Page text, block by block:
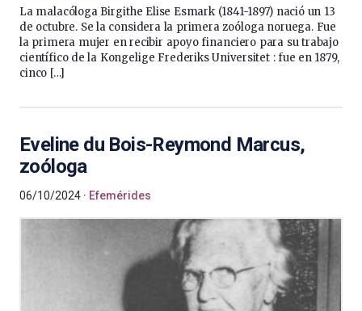
La malacóloga Birgithe Elise Esmark (1841-1897) nació un 13
de octubre. Se la considera la primera zoóloga noruega. Fue
la primera mujer en recibir apoyo financiero para su trabajo
científico de la Kongelige Frederiks Universitet : fue en 1879,
cinco […]
Eveline du Bois-Reymond Marcus,
zoóloga
06/10/2024 Efemérides